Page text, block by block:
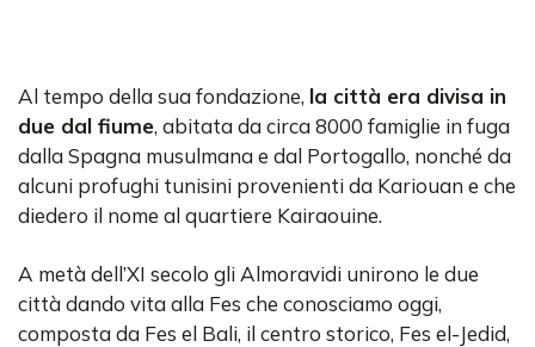
Al tempo della sua fondazione, la città era divisa in
due dal fiume, abitata da circa 8000 famiglie in fuga
dalla Spagna musulmana e dal Portogallo, nonché da
alcuni profughi tunisini provenienti da Kariouan e che
diedero il nome al quartiere Kairaouine.
A metà dell’XI secolo gli Almoravidi unirono le due
città dando vita alla Fes che conosciamo oggi,
composta da Fes el Bali, il centro storico, Fes el-Jedid,